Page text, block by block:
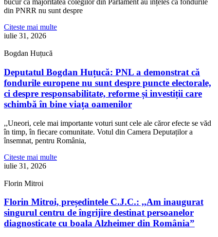
bucur că majoritatea colegilor din Parlament au înțeles că fondurile
din PNRR nu sunt despre
Citeste mai multe
iulie 31, 2026
Bogdan Huțucă
Deputatul Bogdan Huțucă: PNL a demonstrat că
fondurile europene nu sunt despre puncte electorale,
ci despre responsabilitate, reforme și investiții care
schimbă în bine viața oamenilor
,,Uneori, cele mai importante voturi sunt cele ale căror efecte se văd
în timp, în fiecare comunitate. Votul din Camera Deputaților a
însemnat, pentru România,
Citeste mai multe
iulie 31, 2026
Florin Mitroi
Florin Mitroi, președintele C.J.C.: ,,Am inaugurat
singurul centru de îngrijire destinat persoanelor
diagnosticate cu boala Alzheimer din România”